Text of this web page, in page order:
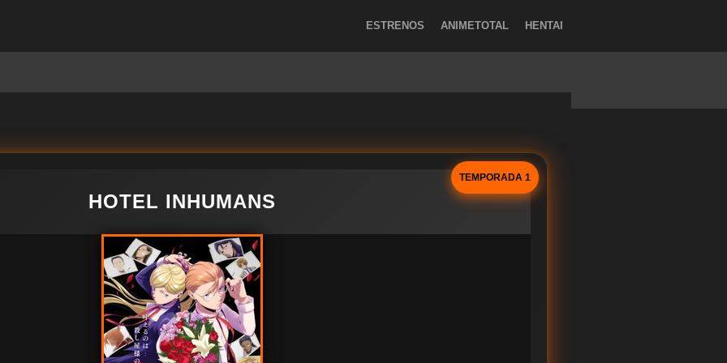
ESTRENOS ANIMETOTAL HENTAI
TEMPORADA 1
HOTEL INHUMANS